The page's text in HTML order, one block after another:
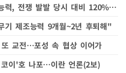
아라그치 "이란 미사일 능력, 전쟁 발발 당시 대비 120%…결코 굴복 안해"
기 제조능력 9개월~2년 후퇴해"
교전…포성 속 협상 이어가
이'호 나포…이란 언론(2보)